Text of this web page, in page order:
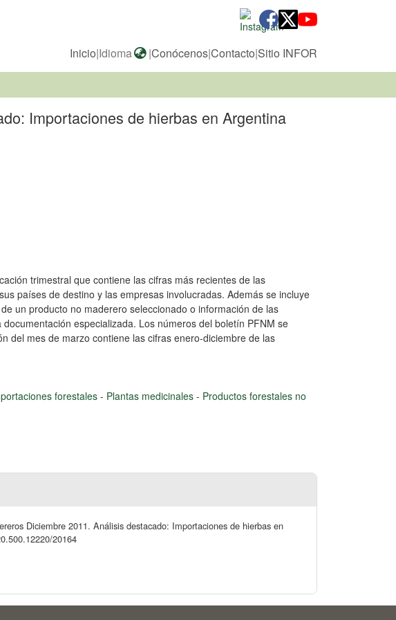
Inicio|Idioma |Conócenos|Contacto|Sitio INFOR
Importaciones de hierbas en Argentina
trimestral que contiene las cifras más recientes de las
países de destino y las empresas involucradas. Además se incluye
un producto no maderero seleccionado o información de las
especializada. Los números del boletín PFNM se
del mes de marzo contiene las cifras enero-diciembre de las
forestales - Plantas medicinales - Productos forestales no
Diciembre 2011. Análisis destacado: Importaciones de hierbas en
20164